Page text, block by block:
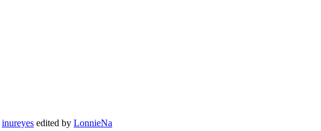
inureyes edited by LonnieNa